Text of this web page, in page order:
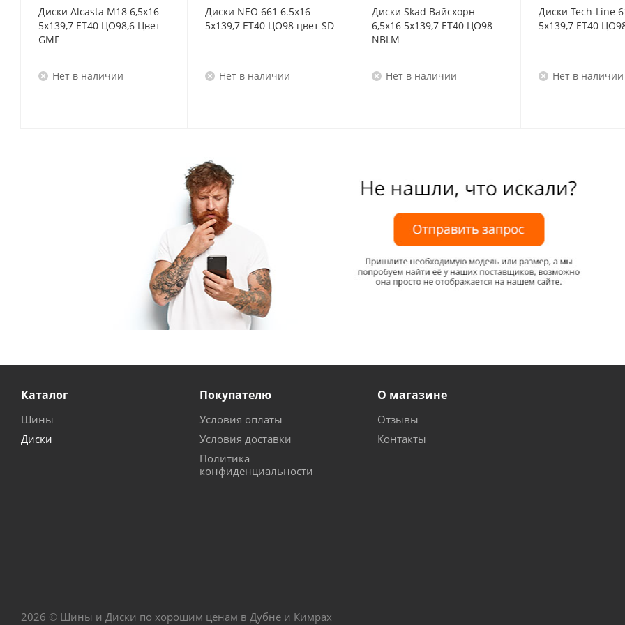
Диски Alcasta M18 6,5x16
5x139,7 ET40 ЦО98,6 Цвет
GMF
Нет в наличии
Диски NEO 661 6.5x16
5x139,7 ET40 ЦО98 цвет SD
Нет в наличии
Диски Skad Вайсхорн
6,5x16 5x139,7 ET40 ЦО98
NBLM
Нет в наличии
Диски Tech-Line
5x139,7 ET40
Нет в наличии
Каталог
Шины
Диски
Покупателю
Условия оплаты
Условия доставки
Политика
конфиденциальности
О магазине
Отзывы
Контакты
2026 © Шины и Диски по хорошим ценам в Дубне и Кимрах